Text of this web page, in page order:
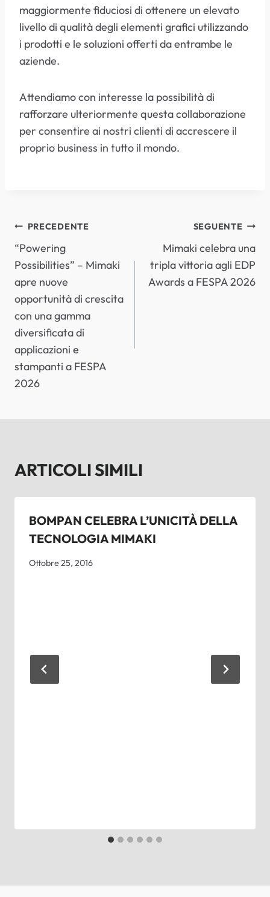
maggiormente fiduciosi di ottenere un elevato
livello di qualità degli elementi grafici utilizzando
i prodotti e le soluzioni offerti da entrambe le
aziende.
Attendiamo con interesse la possibilità di
rafforzare ulteriormente questa collaborazione
per consentire ai nostri clienti di accrescere il
proprio business in tutto il mondo.
NAVIGAZIONE
ARTICOLI
PRECEDENTE
“Powering
Possibilities” – Mimaki
apre nuove
opportunità di crescita
con una gamma
diversificata di
applicazioni e
stampanti a FESPA
2026
SEGUENTE
Mimaki celebra una
tripla vittoria agli EDP
Awards a FESPA 2026
ARTICOLI SIMILI
BOMPAN CELEBRA L’UNICITÀ DELLA
TECNOLOGIA MIMAKI
Ottobre 25, 2016